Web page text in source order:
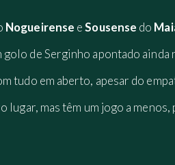
Nogueirense eSousense do
golo de Serginho apontado
tudo em aberto, apesar do
mas têm um jogo a